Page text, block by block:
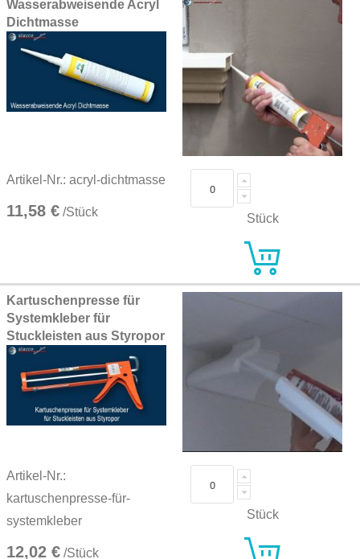
Wasserabweisende Acryl
Dichtmasse
Artikel-Nr.: acryl-dichtmasse
11,58 € /Stück Stück
Kartuschenpresse für
Systemkleber für
Stuckleisten aus Styropor
Artikel-Nr.:
kartuschenpresse-für-
systemkleber
12,02 € /Stück
Stück